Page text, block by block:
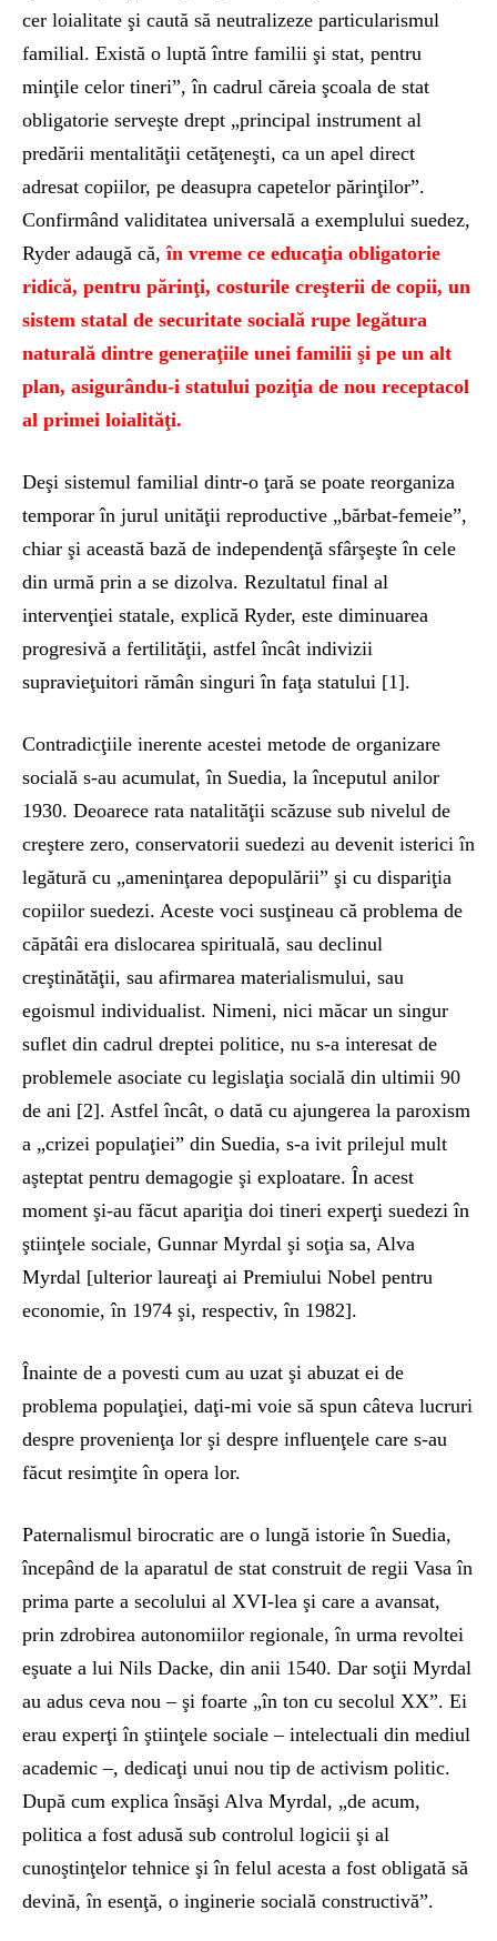
cer loialitate şi caută să neutralizeze particularismul
familial. Există o luptă între familii şi stat, pentru
minţile celor tineri”, în cadrul căreia şcoala de stat
obligatorie serveşte drept „principal instrument al
predării mentalităţii cetăţeneşti, ca un apel direct
adresat copiilor, pe deasupra capetelor părinţilor”.
Confirmând validitatea universală a exemplului suedez,
Ryder adaugă că,în vreme ce educaţia obligatorie
ridică, pentru părinţi, costurile creşterii de copii, un
sistem statal de securitate socială rupe legătura
naturală dintre generaţiile unei familii şi pe un alt
plan, asigurându-i statului poziţia de nou receptacol
al primei loialităţi.
Deşi sistemul familial dintr-o ţară se poate reorganiza
temporar în jurul unităţii reproductive „bărbat-femeie”,
chiar şi această bază de independenţă sfârşeşte în cele
din urmă prin a se dizolva. Rezultatul final al
intervenţiei statale, explică Ryder, este diminuarea
progresivă a fertilităţii, astfel încât indivizii
supravieţuitori rămân singuri în faţa statului [1].
Contradicţiile inerente acestei metode de organizare
socială s-au acumulat, în Suedia, la începutul anilor
1930. Deoarece rata natalităţii scăzuse sub nivelul de
creştere zero, conservatorii suedezi au devenit isterici în
legătură cu „ameninţarea depopulării” şi cu dispariţia
copiilor suedezi. Aceste voci susţineau că problema de
căpătâi era dislocarea spirituală, sau declinul
creştinătăţii, sau afirmarea materialismului, sau
egoismul individualist. Nimeni, nici măcar un singur
suflet din cadrul dreptei politice, nu s-a interesat de
problemele asociate cu legislaţia socială din ultimii 90
de ani [2]. Astfel încât, o dată cu ajungerea la paroxism
a „crizei populaţiei” din Suedia, s-a ivit prilejul mult
aşteptat pentru demagogie şi exploatare. În acest
moment şi-au făcut apariţia doi tineri experţi suedezi în
ştiinţele sociale, Gunnar Myrdal şi soţia sa, Alva
Myrdal [ulterior laureaţi ai Premiului Nobel pentru
economie, în 1974 şi, respectiv, în 1982].
Înainte de a povesti cum au uzat şi abuzat ei de
problema populaţiei, daţi-mi voie să spun câteva lucruri
despre provenienţa lor şi despre influenţele care s-au
făcut resimţite în opera lor.
Paternalismul birocratic are o lungă istorie în Suedia,
începând de la aparatul de stat construit de regii Vasa în
prima parte a secolului al XVI-lea şi care a avansat,
prin zdrobirea autonomiilor regionale, în urma revoltei
eşuate a lui Nils Dacke, din anii 1540. Dar soţii Myrdal
au adus ceva nou – şi foarte „în ton cu secolul XX”. Ei
erau experţi în ştiinţele sociale – intelectuali din mediul
academic –, dedicaţi unui nou tip de activism politic.
După cum explica însăşi Alva Myrdal, „de acum,
politica a fost adusă sub controlul logicii şi al
cunoştinţelor tehnice şi în felul acesta a fost obligată să
devină, în esenţă, o inginerie socială constructivă”.